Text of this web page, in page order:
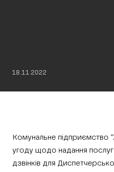
18.11.2022
Комунальне підприємство
угоду щодо надання
дзвінків для